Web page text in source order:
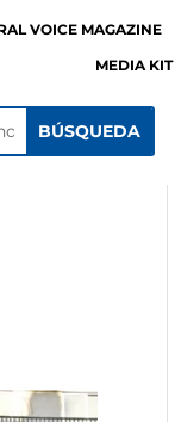
VOICE MAGAZINE
MEDIA KIT